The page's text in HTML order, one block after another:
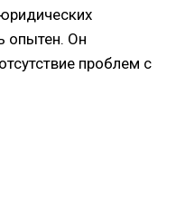
опытен. Он
проблем с